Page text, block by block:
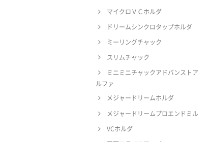
マイクロＶＣホルダ
ドリームシンクロタップホルダ
ミーリングチャック
スリムチャック
ミニミニチャックアドバンストア
ルファ
メジャードリームホルダ
メジャードリームプロエンドミル
VCホルダ